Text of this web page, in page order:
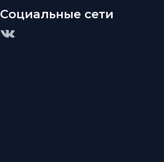
Социальные сети